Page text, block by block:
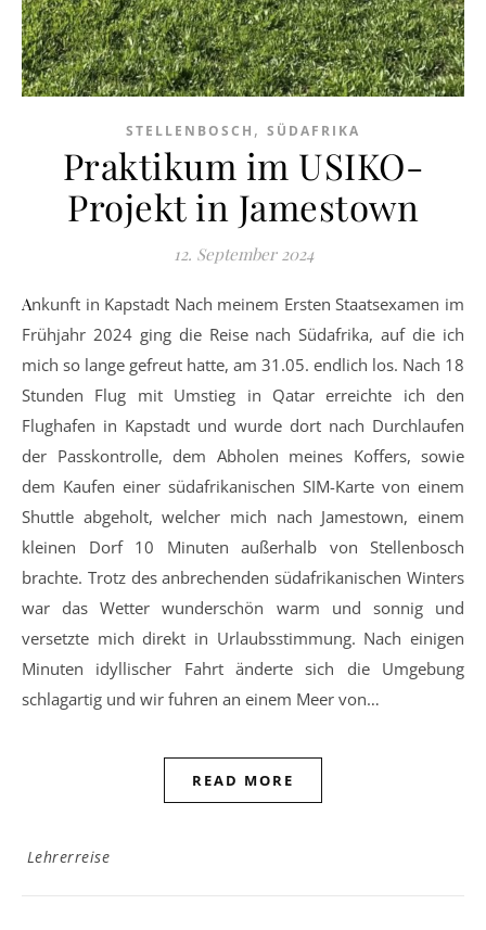
STELLENBOSCH , SÜDAFRIKA
Praktikum im USIKO-
Projekt in Jamestown
12. September 2024
Ankunft in Kapstadt Nach meinem Ersten Staatsexamen im
Frühjahr 2024 ging die Reise nach Südafrika, auf die ich
mich so lange gefreut hatte, am 31.05. endlich los. Nach 18
Stunden Flug mit Umstieg in Qatar erreichte ich den
Flughafen in Kapstadt und wurde dort nach Durchlaufen
der Passkontrolle, dem Abholen meines Koffers, sowie
dem Kaufen einer südafrikanischen SIM-Karte von einem
Shuttle abgeholt, welcher mich nach Jamestown, einem
kleinen Dorf 10 Minuten außerhalb von Stellenbosch
brachte. Trotz des anbrechenden südafrikanischen Winters
war das Wetter wunderschön warm und sonnig und
versetzte mich direkt in Urlaubsstimmung. Nach einigen
Minuten idyllischer Fahrt änderte sich die Umgebung
schlagartig und wir fuhren an einem Meer von…
READ MORE
Lehrerreise